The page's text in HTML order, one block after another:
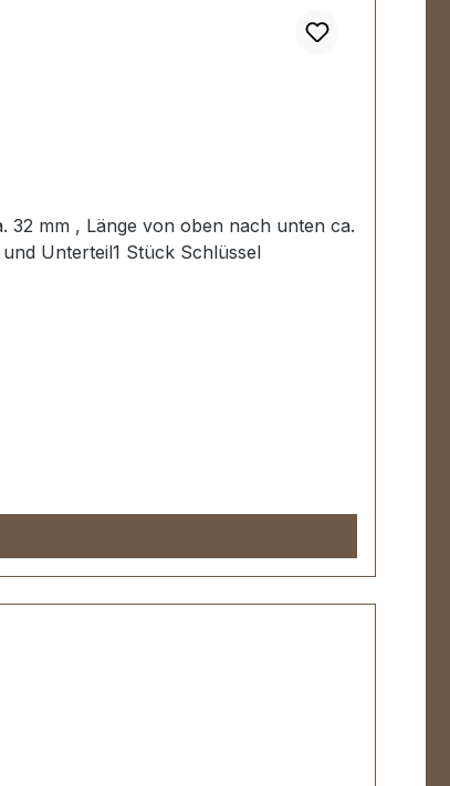
32 mm , Länge von oben nach unten ca.
Unterteil1 Stück Schlüssel